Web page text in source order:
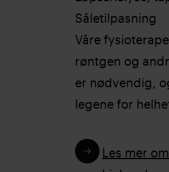
Såletilpasning
Våre
røntgen og
er nødvendig,
legene for
Les mer